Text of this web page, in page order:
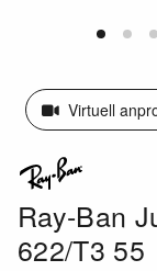
Virtuell
Ray-Ban
622/T3 55